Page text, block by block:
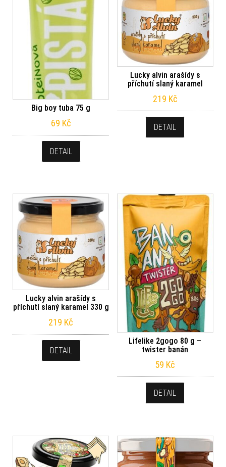
Big boy tuba 75 g
69 Kč
DETAIL
Lucky alvin arašídy s
příchutí slaný karamel
219 Kč
DETAIL
Lucky alvin arašídy s
příchutí slaný karamel 330 g
219 Kč
DETAIL
Lifelike 2gogo 80 g –
twister banán
59 Kč
DETAIL